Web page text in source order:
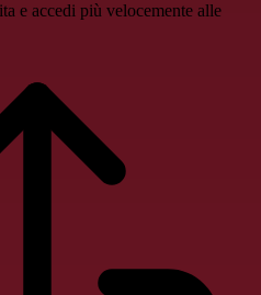
e accedi più velocemente alle